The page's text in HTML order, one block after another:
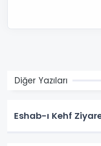
Diğer Yazıları
Eshab-ı Kehf